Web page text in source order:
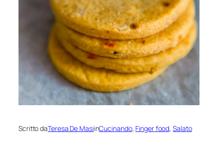
Scritto daTeresa De MasiinCucinando, Finger food, Salato